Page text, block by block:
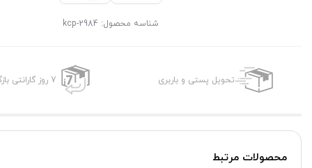
شناسه محصول: kcp-2984
تحویل پستی و باربری 7 روز گارانتی بازگشت وجه
محصولات مرتبط